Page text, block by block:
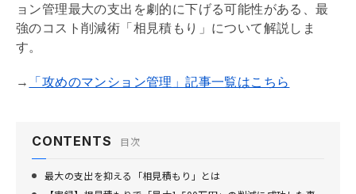
ョン管理最大の支出を劇的に下げる可能性がある、最
強のコスト削減術「相見積もり」について解説しま
す。
→ 「攻めのマンション管理」記事一覧はこちら
CONTENTS 目次
最大の支出を抑える「相見積もり」とは